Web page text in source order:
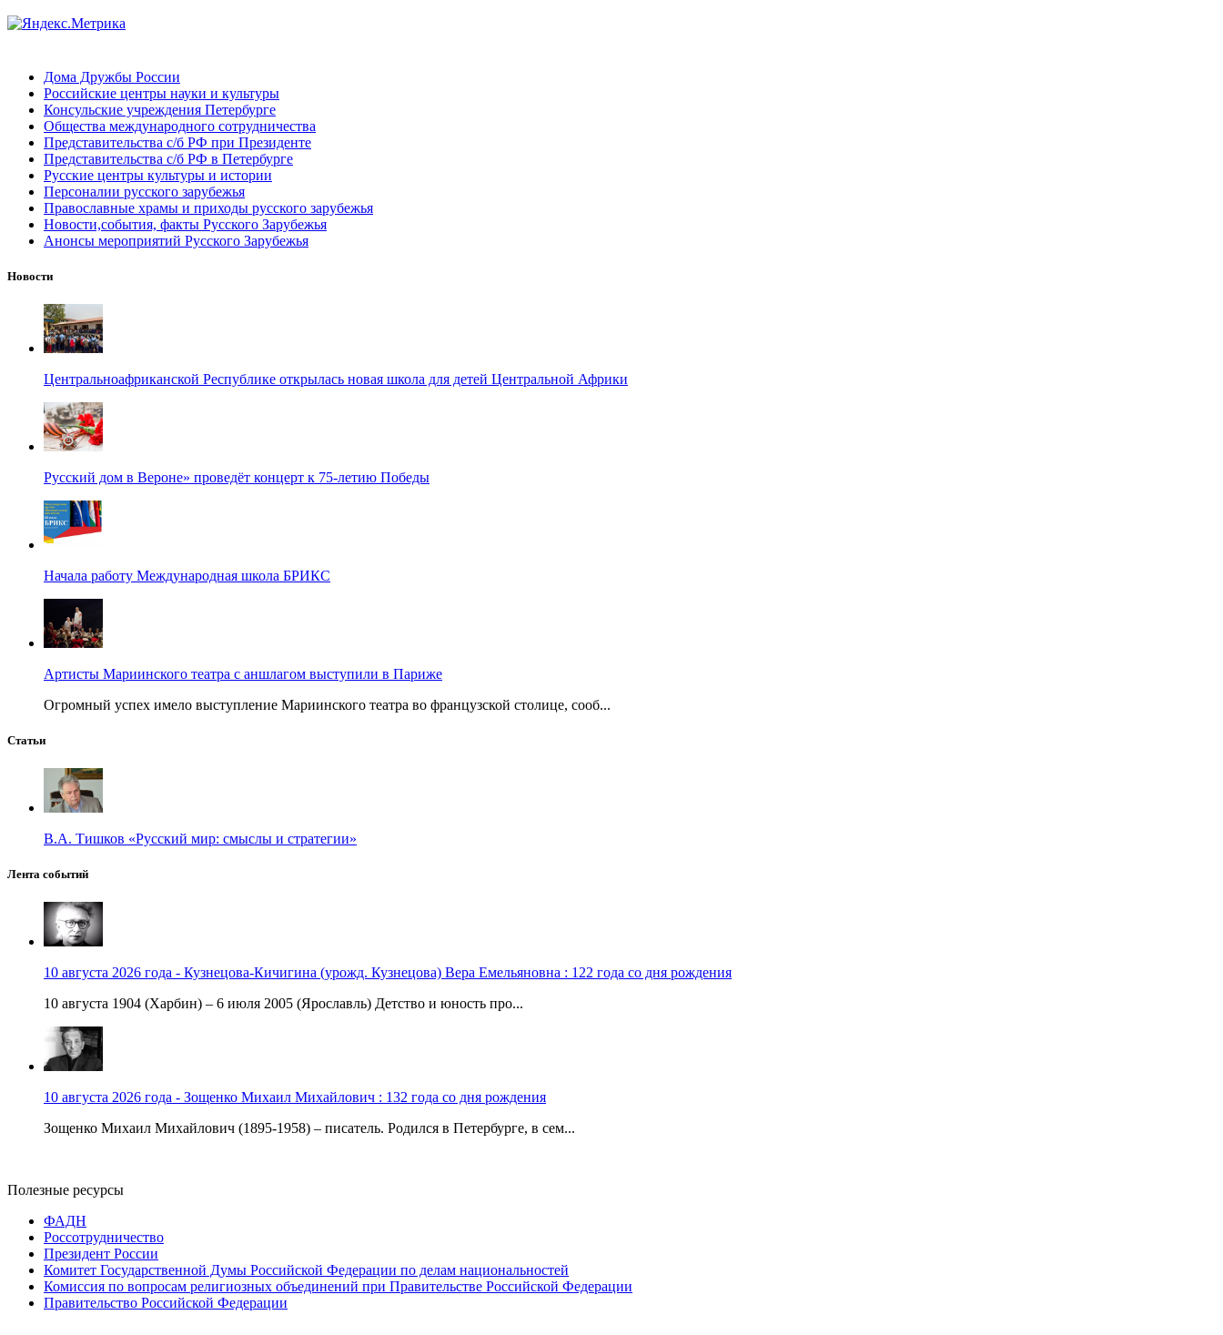
Дома Дружбы России
Российские центры науки и культуры
Консульские учреждения Петербурге
Общества международного сотрудничества
Представительства с/б РФ при Президенте
Представительства с/б РФ в Петербурге
Русские центры культуры и истории
Персоналии русского зарубежья
Православные храмы и приходы русского зарубежья
Новости,события, факты Русского Зарубежья
Анонсы мероприятий Русского Зарубежья
Новости
Центральноафриканской Республике открылась новая школа для детей Центральной Африки
Русский дом в Вероне» проведёт концерт к 75-летию Победы
Начала работу Международная школа БРИКС
Артисты Мариинского театра с аншлагом выступили в Париже
Огромный успех имело выступление Мариинского театра во французской столице, сооб...
Статьи
В.А. Тишков «Русский мир: смыслы и стратегии»
Лента событий
10 августа 2026 года - Кузнецова-Кичигина (урожд. Кузнецова) Вера Емельяновна : 122 года со дня рождения
10 августа 1904 (Харбин) – 6 июля 2005 (Ярославль) Детство и юность про...
10 августа 2026 года - Зощенко Михаил Михайлович : 132 года со дня рождения
Зощенко Михаил Михайлович (1895-1958) – писатель. Родился в Петербурге, в сем...
Полезные ресурсы
ФАДН
Россотрудничество
Президент России
Комитет Государственной Думы Российской Федерации по делам национальностей
Комиссия по вопросам религиозных объединений при Правительстве Российской Федерации
Правительство Российской Федерации